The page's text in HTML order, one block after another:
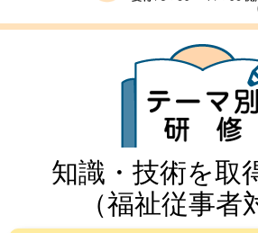
知識・技術を取
（福祉従事者